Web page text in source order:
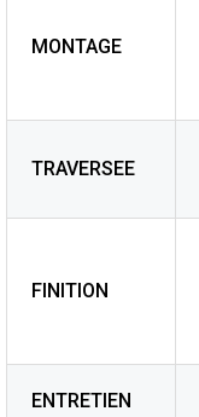
MONTAGE
TRAVERSEE
FINITION
ENTRETIEN